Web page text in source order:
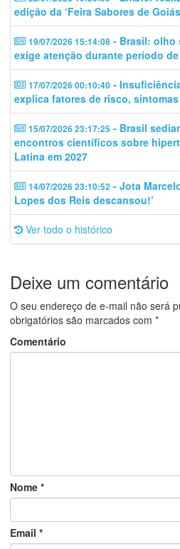
edição da ‘Feira Sabores de
19/07/2026 15:14:08 - Brasil: olho
exige atenção durante período
17/07/2026 00:10:40 -
explica fatores de risco,
15/07/2026 23:17:25 - Brasil
encontros científicos sobre
Latina em 2027
14/07/2026 23:10:52 - Jota
Lopes dos Reis descansou!’
Ver todo o histórico
Deixe um comentário
O seu endereço de e-mail não será
obrigatórios são marcados com *
Comentário
Nome *
Email *